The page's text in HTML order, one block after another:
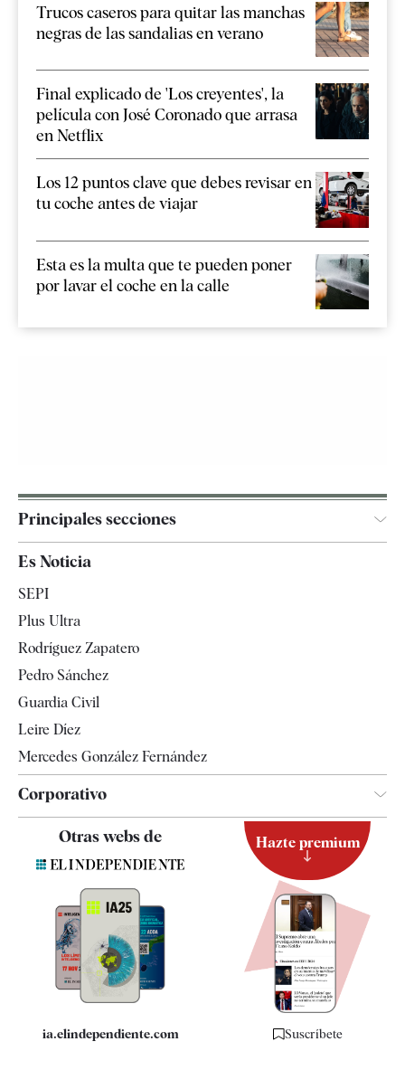
Trucos caseros para quitar las manchas
negras de las sandalias en verano
Final explicado de 'Los creyentes', la
película con José Coronado que arrasa
en Netflix
Los 12 puntos clave que debes revisar en
tu coche antes de viajar
Esta es la multa que te pueden poner
por lavar el coche en la calle
Principales secciones
España
Televisión
Es Noticia
SEPI
Plus Ultra
Rodríguez Zapatero
Pedro Sánchez
Guardia Civil
Leire Díez
Mercedes González Fernández
Corporativo
Contacto
Quiénes somos
Especificaciones
Otras webs de
ia.elindependiente.com
Hazte premium
Suscríbete